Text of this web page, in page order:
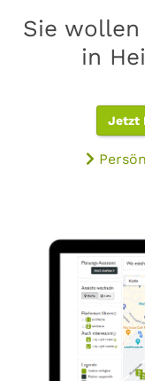
Sie
in
Jetzt